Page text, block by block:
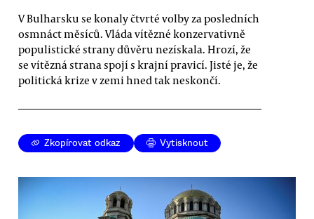
V Bulharsku se konaly čtvrté volby za posledních
osmnáct měsíců. Vláda vítězné konzervativně
populistické strany důvěru nezískala. Hrozí, že
se vítězná strana spojí s krajní pravicí. Jisté je, že
politická krize v zemi hned tak neskončí.
Zkopírovat odkaz Vytisknout